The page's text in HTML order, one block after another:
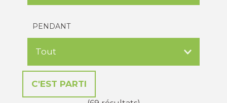
PENDANT